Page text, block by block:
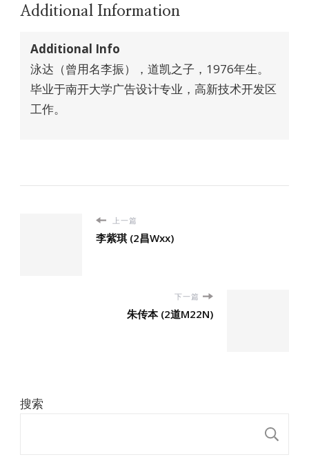
Additional Information
Additional Info
泳达（曾用名李振），道凯之子，1976年生。
毕业于南开大学广告设计专业，高新技术开发区
工作。
上一篇
李紫琪 (2昌Wxx)
下一篇
朱传本 (2道M22N)
搜索